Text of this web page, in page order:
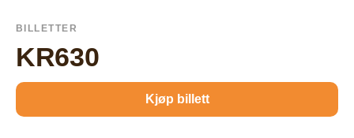
BILLETTER
KR630
Kjøp billett